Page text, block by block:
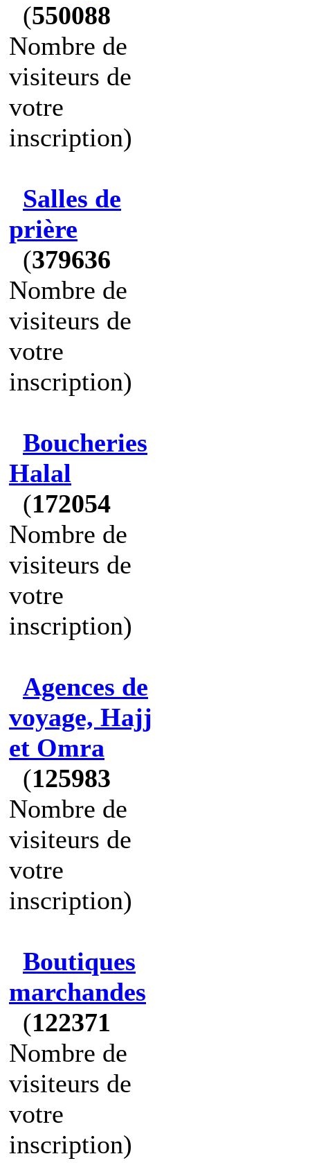
(550088
Nombre de
visiteurs de
votre
inscription)
Salles de
prière
(379636
Nombre de
visiteurs de
votre
inscription)
Boucheries
Halal
(172054
Nombre de
visiteurs de
votre
inscription)
Agences de
voyage, Hajj
et Omra
(125983
Nombre de
visiteurs de
votre
inscription)
Boutiques
marchandes
(122371
Nombre de
visiteurs de
votre
inscription)